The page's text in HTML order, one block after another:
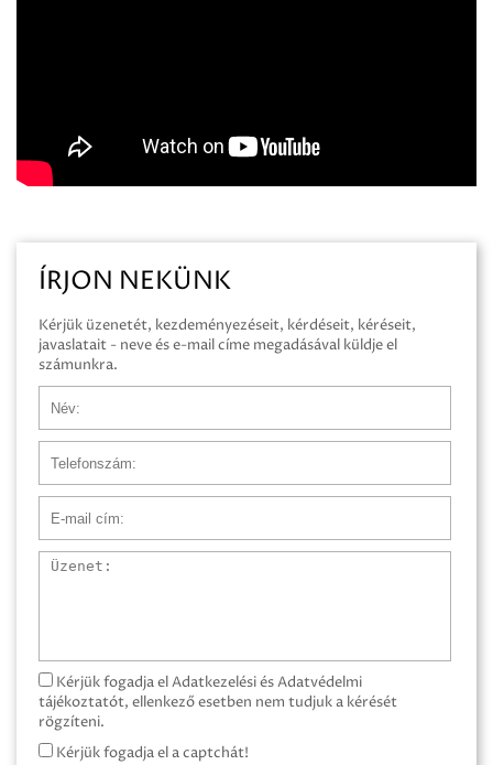
ÍRJON NEKÜNK
Kérjük üzenetét, kezdeményezéseit, kérdéseit, kéréseit,
javaslatait - neve és e-mail címe megadásával küldje el
számunkra.
Üzenet
Kérjük fogadja el Adatkezelési és Adatvédelmi
tájékoztatót, ellenkező esetben nem tudjuk a kérését
rögzíteni.
Kérjük fogadja el a captchát!